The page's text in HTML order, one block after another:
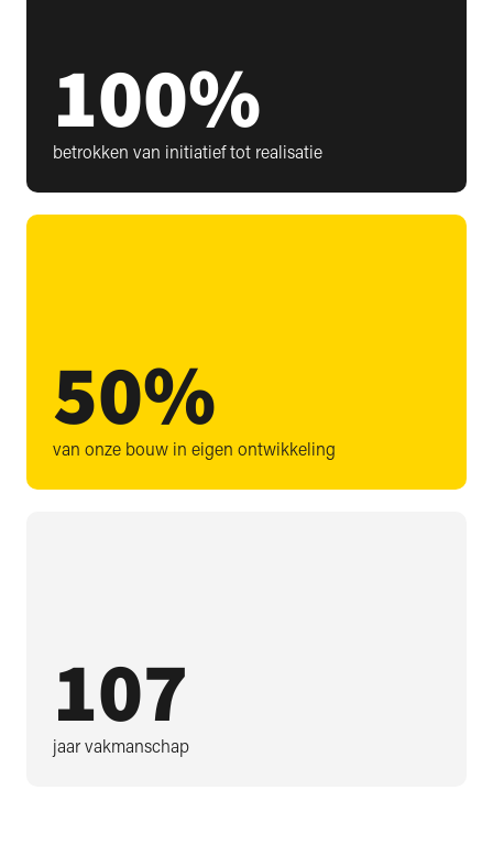
100%
betrokken van initiatief tot realisatie
50%
van onze bouw in eigen ontwikkeling
107
jaar vakmanschap